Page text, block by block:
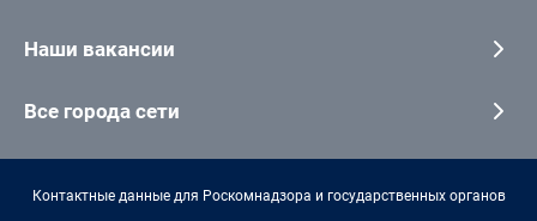
Наши вакансии
Все города сети
Контактные данные для Роскомнадзора и государственных органов